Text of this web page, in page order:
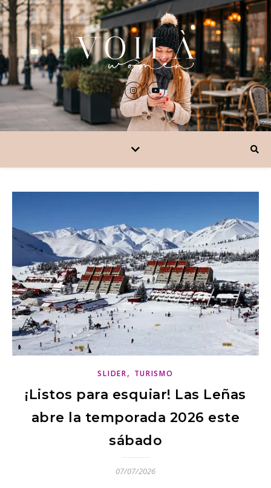
SLIDER, TURISMO
¡Listos para esquiar! Las Leñas
abre la temporada 2026 este
sábado
07/07/2026